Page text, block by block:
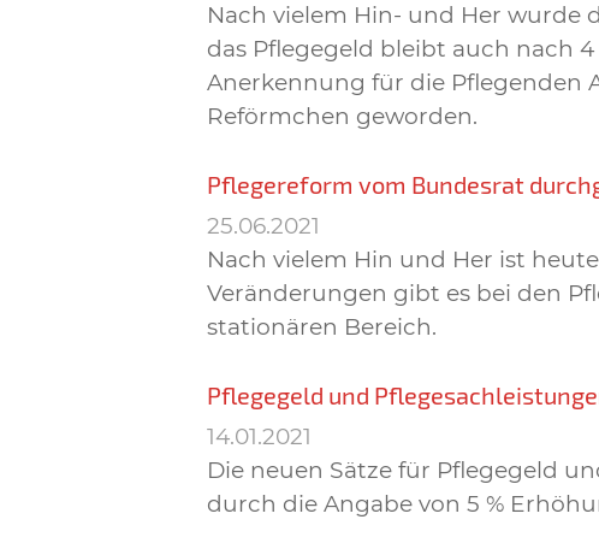
Nach vielem Hin- und Her
das Pflegegeld bleibt auch nach
Anerkennung für die Pflegenden
Reförmchen geworden.
Pflegereform vom Bundesrat
25.06.2021
Nach vielem Hin und Her ist
Veränderungen gibt es bei den
stationären Bereich.
Pflegegeld und
14.01.2021
Die neuen Sätze für Pflegegeld
durch die Angabe von 5 %